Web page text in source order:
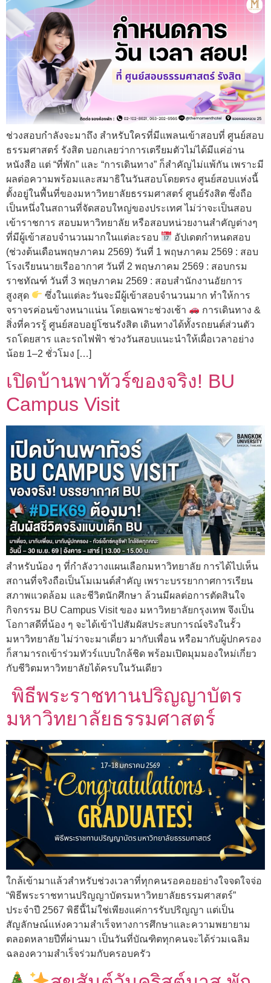
ช่วงสอบกำลังจะมาถึง สำหรับใครที่มีแพลนเข้าสอบที่ ศูนย์สอบ
ธรรมศาสตร์ รังสิต บอกเลยว่าการเตรียมตัวไม่ได้มีแค่อ่าน
หนังสือ แต่ “ที่พัก” และ “การเดินทาง” ก็สำคัญไม่แพ้กัน เพราะมี
ผลต่อความพร้อมและสมาธิในวันสอบโดยตรง ศูนย์สอบแห่งนี้
ตั้งอยู่ในพื้นที่ของมหาวิทยาลัยธรรมศาสตร์ ศูนย์รังสิต ซึ่งถือ
เป็นหนึ่งในสถานที่จัดสอบใหญ่ของประเทศ ไม่ว่าจะเป็นสอบ
เข้าราชการ สอบมหาวิทยาลัย หรือสอบหน่วยงานสำคัญต่างๆ
ที่มีผู้เข้าสอบจำนวนมากในแต่ละรอบ
อัปเดตกำหนดสอบ
(ช่วงต้นเดือนพฤษภาคม 2569) วันที่ 1 พฤษภาคม 2569 : สอบ
โรงเรียนนายเรืออากาศ วันที่ 2 พฤษภาคม 2569 : สอบกรม
ราชทัณฑ์ วันที่ 3 พฤษภาคม 2569 : สอบสำนักงานอัยการ
สูงสุด
ซึ่งในแต่ละวันจะมีผู้เข้าสอบจำนวนมาก ทำให้การ
จราจรค่อนข้างหนาแน่น โดยเฉพาะช่วงเช้า
การเดินทาง &
สิ่งที่ควรรู้ ศูนย์สอบอยู่โซนรังสิต เดินทางได้ทั้งรถยนต์ส่วนตัว
รถโดยสาร และรถไฟฟ้า ช่วงวันสอบแนะนำให้เผื่อเวลาอย่าง
น้อย 1–2 ชั่วโมง […]
เปิดบ้านพาทัวร์ของจริง! BU
Campus Visit
สำหรับน้อง ๆ ที่กำลังวางแผนเลือกมหาวิทยาลัย การได้ไปเห็น
สถานที่จริงถือเป็นโมเมนต์สำคัญ เพราะบรรยากาศการเรียน
สภาพแวดล้อม และชีวิตนักศึกษา ล้วนมีผลต่อการตัดสินใจ
กิจกรรม BU Campus Visit ของ มหาวิทยาลัยกรุงเทพ จึงเป็น
โอกาสดีที่น้อง ๆ จะได้เข้าไปสัมผัสประสบการณ์จริงในรั้ว
มหาวิทยาลัย ไม่ว่าจะมาเดี่ยว มากับเพื่อน หรือมากับผู้ปกครอง
ก็สามารถเข้าร่วมทัวร์แบบใกล้ชิด พร้อมเปิดมุมมองใหม่เกี่ยว
กับชีวิตมหาวิทยาลัยได้ครบในวันเดียว
พิธีพระราชทานปริญญาบัตร
มหาวิทยาลัยธรรมศาสตร์
ใกล้เข้ามาแล้วสำหรับช่วงเวลาที่ทุกคนรอคอยอย่างใจจดใจจ่อ
“พิธีพระราชทานปริญญาบัตรมหาวิทยาลัยธรรมศาสตร์”
ประจำปี 2567 พิธีนี้ไม่ใช่เพียงแค่การรับปริญญา แต่เป็น
สัญลักษณ์แห่งความสำเร็จทางการศึกษาและความพยายาม
ตลอดหลายปีที่ผ่านมา เป็นวันที่บัณฑิตทุกคนจะได้ร่วมเฉลิม
ฉลองความสำเร็จร่วมกับครอบครัว